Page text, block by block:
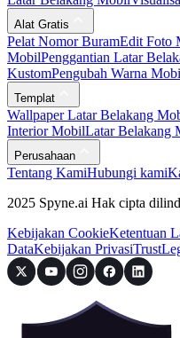
Alat Gratis
Pelat Nomor BuramEdit Foto
MobilPenggantian Latar
KustomPengubah Warna
Templat
Wallpaper Latar Belakang
Interior MobilLatar Belakang
Perusahaan
Tentang KamiHubungi kami
2025 Spyne.ai Hak cipta
Kebijakan CookieKetentuan
DataKebijakan PrivasiTrust